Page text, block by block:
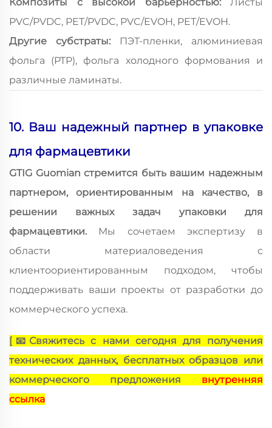
PVC/PVDC, PET/PVDC, PVC/EVOH, PET/EVOH.
Другие субстраты:
ПЭТ-пленки, алюминиевая
фольга (PTP), фольга холодного формования и
различные ламинаты.
10. Ваш надежный партнер в упаковке
для фармацевтики
GTIG Guomian стремится быть вашим надежным
партнером, ориентированным на качество, в
решении важных задач упаковки для
фармацевтики. Мы сочетаем экспертизу в
области материаловедения с
клиентоориентированным подходом, чтобы
поддерживать ваши проекты от разработки до
коммерческого успеха.
[ 📧 Свяжитесь с нами сегодня для получения
технических данных, бесплатных образцов или
коммерческого предложения внутренняя
ссылка